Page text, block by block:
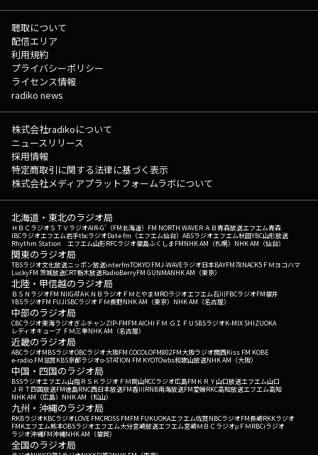
聴取について
配信エリア
利用規約
プライバシーポリシー
ライセンス情報
radiko news
株式会社radikoについて
ニュースリリース
採用情報
特定商取引に関する法律に基づく表示
株式会社メディアプラットフォームラボについて
北海道・東北のラジオ局
ＨＢＣラジオＳＴＶラジオAIR-G'（FM北海道） FM NORTH WAVEＲＡＢ青森放送エフエム青森
IBCラジオエフエム岩手tbcラジオDate fm（エフエム仙台） ABSラジオエフエム秋田YBC山形放送
Rhythm Station エフエム山形RFCラジオ福島ふくしまFMNHK AM（札幌） NHK AM（仙台）
関東のラジオ局
TBSラジオ文化放送ニッポン放送interfmTOKYO FMJ-WAVEラジオ日本BAYFM78NACK5 ＦＭヨコハマ
LuckyFM 茨城放送CRT栃木放送RadioBerryFM GUNMANHK AM（東京）
北陸・甲信越のラジオ局
ＢＳＮラジオFM NIIGATAＫＮＢラジオ ＦＭとやまMROラジオエフエム石川FBCラジオFM福井
YBSラジオFM FUJISBCラジオ ＦＭ長野NHK AM（東京） NHK AM（名古屋）
中部のラジオ局
CBCラジオ東海ラジオぎふチャンZIP-FMFM AICHI ＦＭ ＧＩＦＵ SBSラジオK-MIX SHIZUOKA
レディオキューブ ＦＭ三重NHK AM（名古屋）
近畿のラジオ局
ABCラジオMBSラジオOBCラジオ大阪FM COCOLOFM802FM大阪ラジオ関西Kiss FM KOBE
e-radio FM滋賀KBS京都ラジオα-STATION FM KYOTOwbs和歌山放送NHK AM（大阪）
中国・四国のラジオ局
BSSラジオエフエム山陰ＲＳＫラジオ ＦＭ岡山RCCラジオ広島FM ＫＲＹ山口放送エフエム山口
ＪＲＴ四国放送FM徳島RNC西日本放送FM香川RNB南海放送FM愛媛RKC高知放送エフエム高知
NHK AM（広島） NHK AM（松山）
九州・沖縄のラジオ局
RKBラジオKBCラジオLOVE FMCROSS FMFM FUKUOKAエフエム佐賀NBCラジオFM長崎RKKラジオ
FMKエフエム熊本OBSラジオエフエム大分宮崎放送エフエム宮崎ＭＢＣラジオμＦＭRBCiラジオ
ラジオ沖縄FM沖縄NHK AM（福岡）
全国のラジオ局